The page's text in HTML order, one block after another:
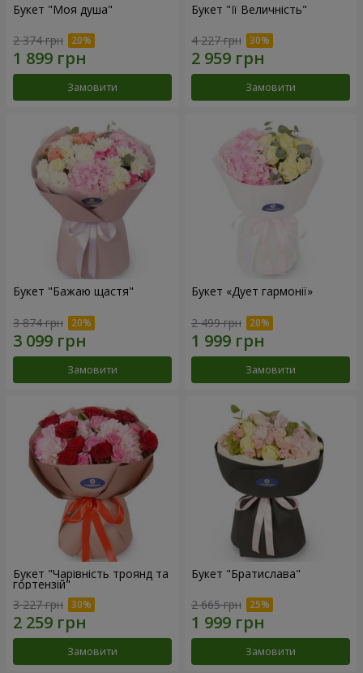
Букет "Моя душа"
2 374 грн
Замовити
Букет "Її Величність"
4 227 грн
Замовити
Букет "Бажаю щастя"
3 874 грн
Замовити
Букет «Дует гармонії»
2 499 грн
Замовити
Букет "Чарівність троянд та
гортензій"
3 227 грн
Замовити
Букет "Братислава"
2 665 грн
Замовити